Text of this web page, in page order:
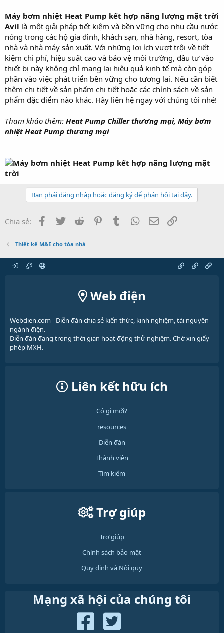
Máy bơm nhiệt Heat Pump kết hợp năng lượng mặt trời
Avil là một giải pháp tiết kiệm và bền vững cho nhu cầu nước
nóng trong các hộ gia đình, khách sạn, nhà hàng, resort, tòa
nhà và nhà máy sản xuất. Với những lợi ích vượt trội về tiết
kiệm chi phí, hiệu suất cao và bảo vệ môi trường, đầu tư vào
thiết bị này không chỉ mang lại hiệu quả kinh tế mà còn góp
phần vào việc phát triển bền vững cho tương lai. Nếu cần biết
thêm chi tiết về sản phẩm chi tiết hoặc các chính sách về sản
phẩm đặc điểm nào khác. Hãy liên hệ ngay với chúng tôi nhé!
Tham khảo thêm: Heat Pump Chiller thương mại, Máy bơm
nhiệt Heat Pump thương mại
Bạn phải đăng nhập hoặc đăng ký để phản hồi tại đây.
Chia sẻ: Facebook
Twitter Reddit PinterestTumblr WhatsApp
Email
Thiết kế M&E cho tòa nhà
Web điện
Webdien.com - Diễn đàn chia sẻ kiến thức, kinh nghiệm, tài nguyên
ngành điện.
Diễn đàn đang trong thời gian hoạt động thử nghiệm. Chờ xin giấy
phép MXH.
Liên kết hữu ích
Có gì mới?
resources
Diễn đàn
Thành viên
Tìm kiếm
Trợ giúp
Trợ giúp
Chính sách bảo mật
Quy định và Nội quy
Mạng xã hội của chúng tôi